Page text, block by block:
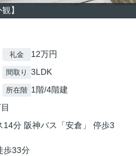
観】
礼金 12万円
間取り 3LDK
所在階 1階/4階建
14分 阪神バス「安倉」 停歩3
歩33分